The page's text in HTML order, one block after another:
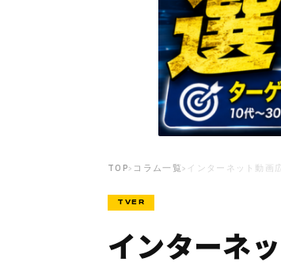
TOP› コラム一覧 › インターネット動
TVER
インターネ